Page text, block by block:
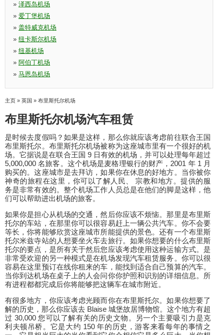
» 泽西岛机场
» 爱丁堡机场
» 盖特威克机场
» 纽卡斯尔机场
» 纽基机场
» 阿伯丁机场
» 马恩岛机场
主页 » 英国 » 布里斯托尔机场
布里斯托尔机场汽车租赁
是时候去度假吗？如果是这样，那么你就应该考虑前往联合王国
布里斯托尔。布里斯托尔机场被称为这座城市里有一个很好的机
场。它据说是在联合王国 9 日有效的机场，并可以处理每年超过
5,000,000 名旅客。这个机场是麦格理银行的财产，2001 年 1 月
购买的。这座城市是去拜访，如果你在休息的好地方。当你被你
神奇的旅程在这里，你可以了解人民、 宗教和地方。提供的服
务是非常有效的。整个机场工作人员总是在他们的脚是这样，他
们可以帮助进出机场的旅客。
如果你是担心从机场的交通，然后你应该不烦恼。那里是布里斯
托尔的车站，在那里你可以很容易赶上一辆公共汽车。你不会要
等长，你将能够欣赏这座城市所能提供的景色。还有一个布里斯
托尔米兹寺站的人想要坐火车去旅行。如果你想要的什么布里斯
托尔的要点，是所有关于然后您应该考虑使用这种运输方式。是
非常受欢迎的另一种模式是在机场发现汽车租赁服务。你可以很
容易在这里预订在线你租来的车，能找到适合自己预算的汽车。
当你到达机场在桌子上的人会问你你护照和识别的详细信息。所
有进程都都完成后你将能够把这辆车在城市附近。
有很多地方，你应该考虑光顾而你在布里斯托尔。如果你想要了
解的历史，那么你应该去 Blaise 城堡故居博物馆。这个地方有超
过 30,000 您可以了解有关的历史文物。另一个主要吸引力是克
利夫顿吊桥。它是大约 150 年的历史，游客来看每年的事情之